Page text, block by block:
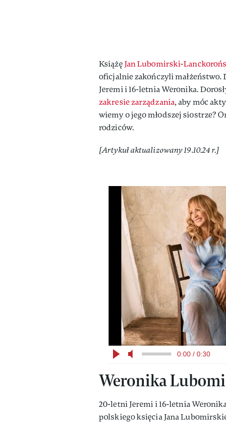
KsiążęJan Lubomirski-
oficjalnie zakończyli
Jeremi i 16-letnia Weronika.
zakresie zarządzania, aby móc
wiemy o jego młodszej siostrze?
rodziców.
[Artykuł aktualizowany 19.10.24 r.]
0:00 / 0:30
Weronika
20-letni Jeremi i 16-letnia
polskiego księcia Jana